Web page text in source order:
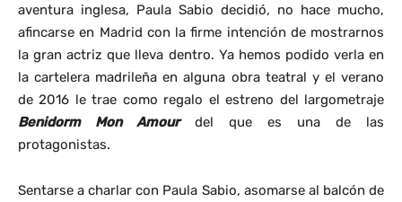
aventura inglesa, Paula Sabio decidió, no hace mucho,
afincarse en Madrid con la firme intención de mostrarnos
la gran actriz que lleva dentro. Ya hemos podido verla en
la cartelera madrileña en alguna obra teatral y el verano
de 2016 le trae como regalo el estreno del largometraje
Benidorm Mon Amourdel que es una de las
protagonistas.
Sentarse a charlar con Paula Sabio, asomarse al balcón de